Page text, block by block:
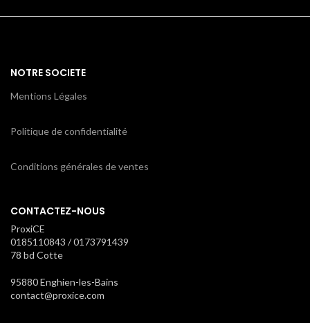
NOTRE SOCIETE
Mentions Légales
Politique de confidentialité
Conditions générales de ventes
CONTACTEZ-NOUS
ProxiCE
0185110843 / 0173791439
78 bd Cotte
95880 Enghien-les-Bains
contact@proxice.com